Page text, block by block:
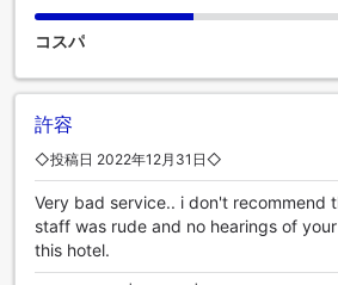
ーを訪れることで、活力と健康を維持
ょう。
コスパ
許容
◇投稿日 2022年12月31日◇
Very bad service.. i don't recommend
staff was rude and no hearings of
this hotel.